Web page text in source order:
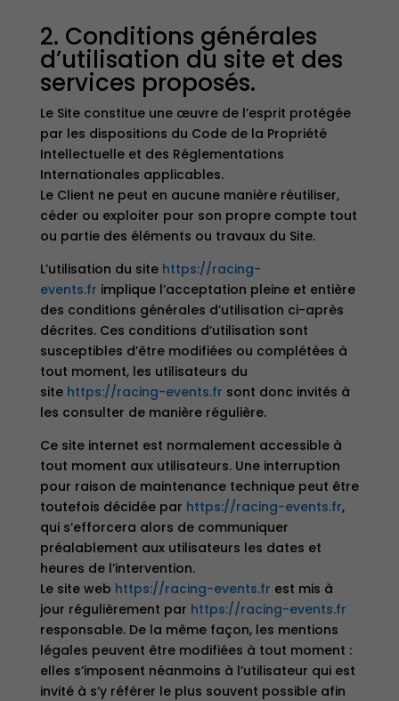
2. Conditions générales
d’utilisation du site et des
services proposés.
Le Site constitue une œuvre de l’esprit protégée
par les dispositions du Code de la Propriété
Intellectuelle et des Réglementations
Internationales applicables.
Le Client ne peut en aucune manière réutiliser,
céder ou exploiter pour son propre compte tout
ou partie des éléments ou travaux du Site.
L’utilisation du site https://racing-
events.fr implique l’acceptation pleine et entière
des conditions générales d’utilisation ci-après
décrites. Ces conditions d’utilisation sont
susceptibles d’être modifiées ou complétées à
tout moment, les utilisateurs du
site https://racing-events.fr sont donc invités à
les consulter de manière régulière.
Ce site internet est normalement accessible à
tout moment aux utilisateurs. Une interruption
pour raison de maintenance technique peut être
toutefois décidée par https://racing-events.fr,
qui s’efforcera alors de communiquer
préalablement aux utilisateurs les dates et
heures de l’intervention.
Le site web https://racing-events.fr est mis à
jour régulièrement par https://racing-events.fr
responsable. De la même façon, les mentions
légales peuvent être modifiées à tout moment :
elles s’imposent néanmoins à l’utilisateur qui est
invité à s’y référer le plus souvent possible afin